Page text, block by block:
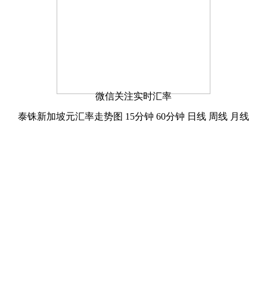
微信关注实时汇率
泰铢新加坡元汇率走势图 15分钟 60分钟 日线 周线 月线